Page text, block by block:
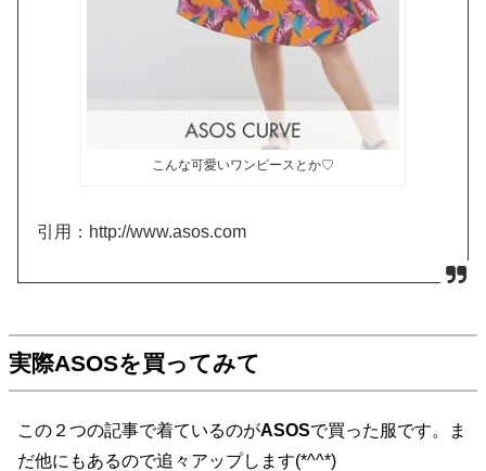
こんな可愛いワンピースとか♡
引用：http://www.asos.com
実際ASOSを買ってみて
この２つの記事で着ているのがASOSで買った服です。ま
だ他にもあるので追々アップします(*^^*)